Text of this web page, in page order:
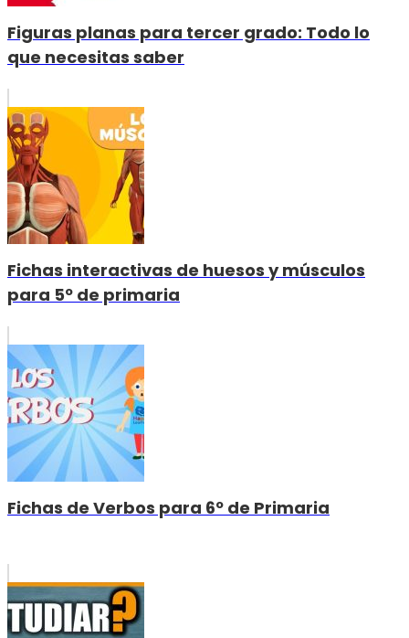
Figuras planas para tercer grado: Todo lo
que necesitas saber
Fichas interactivas de huesos y músculos
para 5º de primaria
Fichas de Verbos para 6º de Primaria